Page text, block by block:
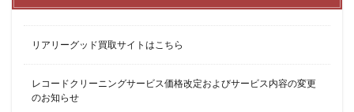
リアリーグッド買取サイトはこちら
レコードクリーニングサービス価格改定およびサービス内容の変更
のお知らせ